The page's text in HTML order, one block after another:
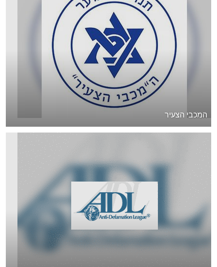
המכבי הצעיר